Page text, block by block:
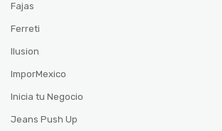
Fajas
Ferreti
Ilusion
ImporMexico
Inicia tu Negocio
Jeans Push Up